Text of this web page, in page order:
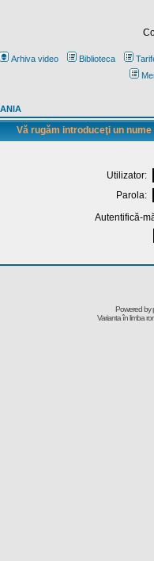
Arhiva video Biblioteca
Vă rugăm introduceţi un
Utilizator:
Parola:
Autentifică-
Powered by
Varianta în limba